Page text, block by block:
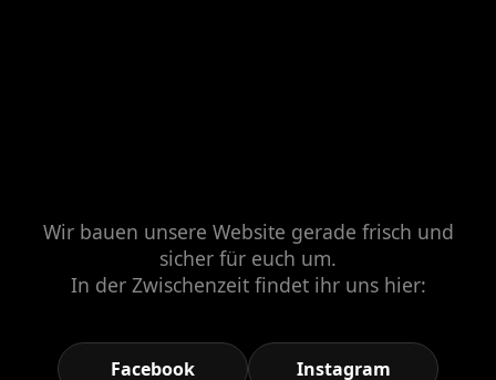
Wir bauen unsere Website gerade frisch und
sicher für euch um.
In der Zwischenzeit findet ihr uns hier:
Facebook Instagram